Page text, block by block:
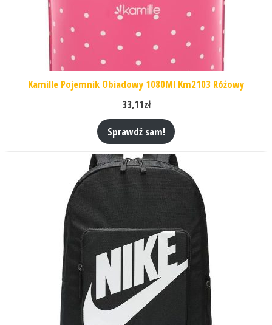
Kamille Pojemnik Obiadowy 1080Ml Km2103 Różowy
33,11zł
Sprawdź sam!